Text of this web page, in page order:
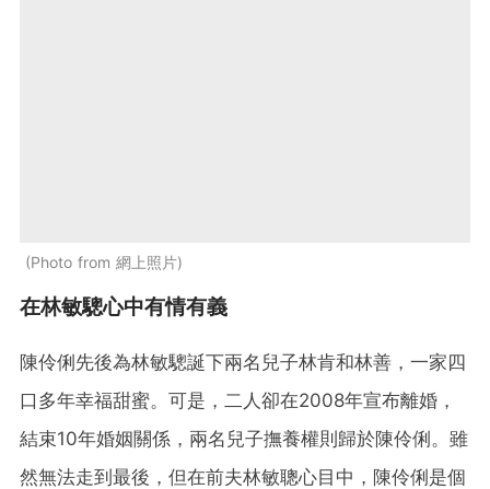
Photo from 網上照片
在林敏驄心中有情有義
陳伶俐先後為林敏驄誕下兩名兒子林肯和林善，一家四
口多年幸福甜蜜。可是，二人卻在2008年宣布離婚，
結束10年婚姻關係，兩名兒子撫養權則歸於陳伶俐。雖
然無法走到最後，但在前夫林敏聰心目中，陳伶俐是個